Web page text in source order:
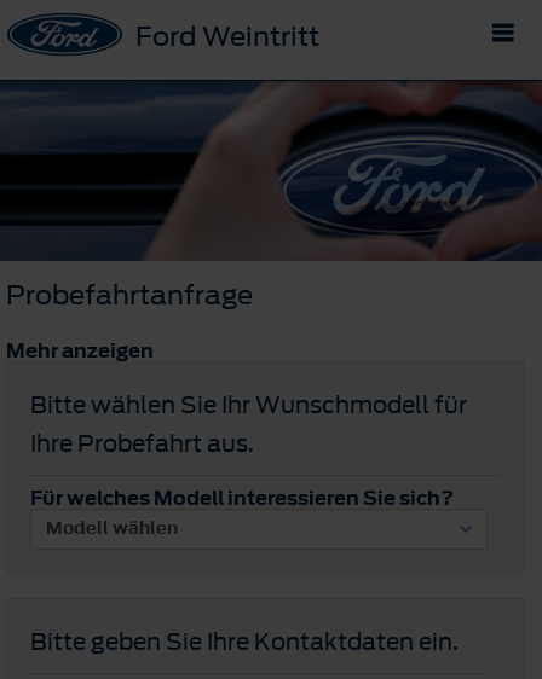
Ford Weintritt
Probefahrtanfrage
Mehr anzeigen
Bitte wählen Sie Ihr Wunschmodell für
Ihre Probefahrt aus.
Für welches Modell interessieren Sie sich?
Bitte geben Sie Ihre Kontaktdaten ein.